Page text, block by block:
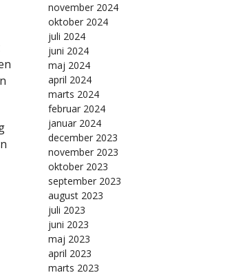
november 2024
oktober 2024
juli 2024
juni 2024
maj 2024
april 2024
marts 2024
februar 2024
januar 2024
december 2023
november 2023
oktober 2023
september 2023
august 2023
juli 2023
juni 2023
maj 2023
april 2023
marts 2023